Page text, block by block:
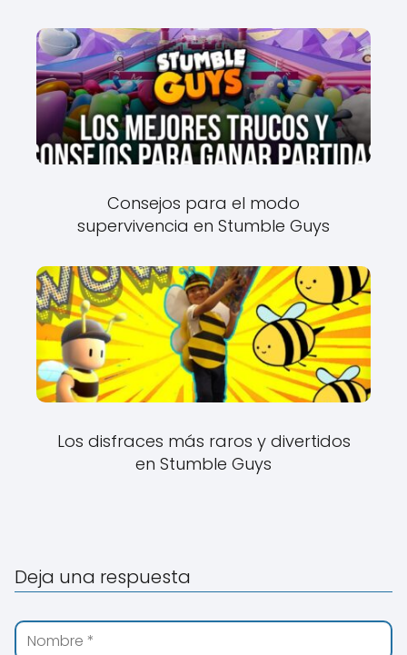
Consejos para el modo
supervivencia en Stumble Guys
Los disfraces más raros y divertidos
en Stumble Guys
Deja una respuesta